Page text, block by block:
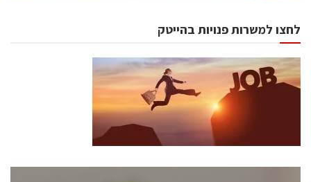
לחצו למשרות פנויות בהייטק